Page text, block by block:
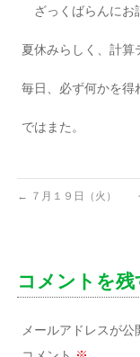
ざっくばらんにお
夏休みらしく、計算
毎日、必ず何かを得
ではまた。
← ７月１９日（火）
コメントを残
メールアドレスが公